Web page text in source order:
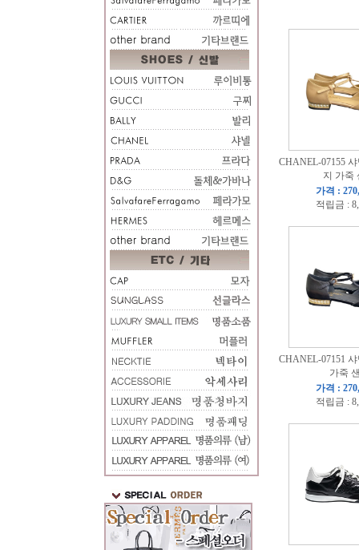
CHANEL-07155
지 가죽
가격 :
적립금 :
CHANEL-07151
가죽
가격 :
적립금 :